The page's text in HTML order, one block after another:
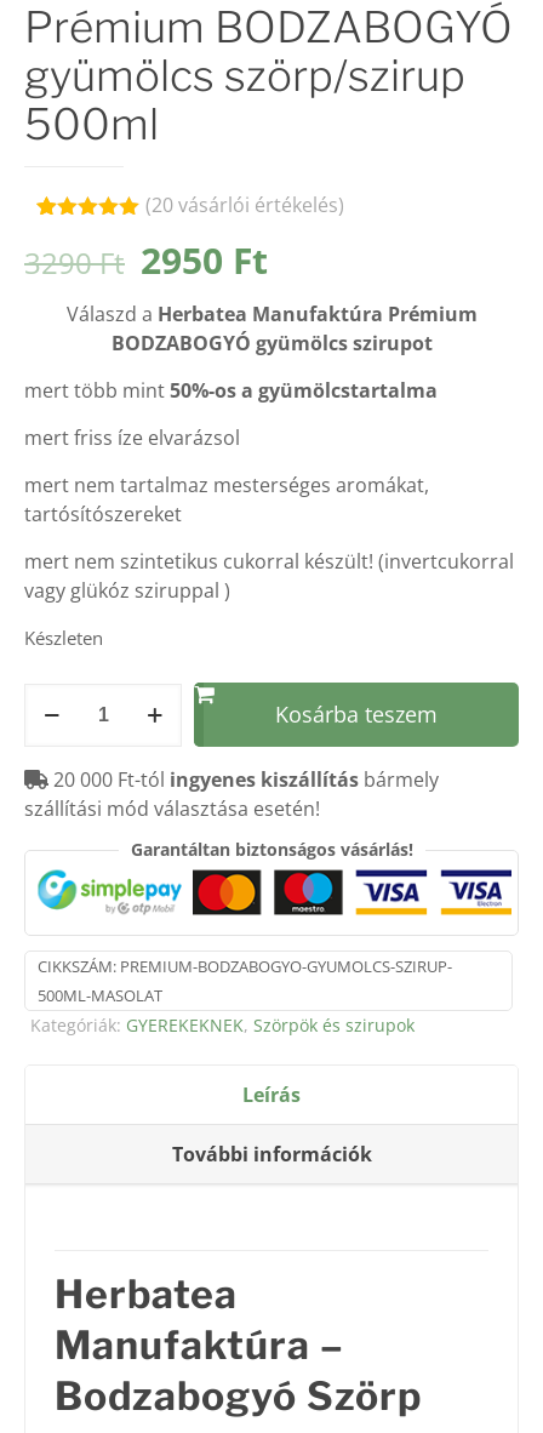
Prémium BODZABOGYÓ
gyümölcs szörp/szirup
500ml
5.00az 5-
ből,
alapján
(20vásárlói értékelés)
3290Ft Original
price
was:
3290 Ft.
2950 Ft
price
is:
2950 Ft.
Válaszd a Herbatea Manufaktúra Prémium
BODZABOGYÓ gyümölcs szirupot
mert több mint50%-os a gyümölcstartalma
mert friss íze elvarázsol
mert nem tartalmaz mesterséges aromákat,
tartósítószereket
mert nem szintetikus cukorral készült! (invertcukorral
vagy glükóz sziruppal )
Készleten
BODZABOGYÓ
szörp/szirup
500ml
Kosárba teszem
20 000 Ft-tól ingyenes kiszállítás bármely
szállítási mód választása esetén!
Garantáltan biztonságos vásárlás!
CIKKSZÁM: PREMIUM-BODZABOGYO-GYUMOLCS-SZIRUP-
500ML-MASOLAT
Kategóriák: GYEREKEKNEK, Szörpök és szirupok
Leírás
További információk
Herbatea
Manufaktúra –
Bodzabogyó Szörp